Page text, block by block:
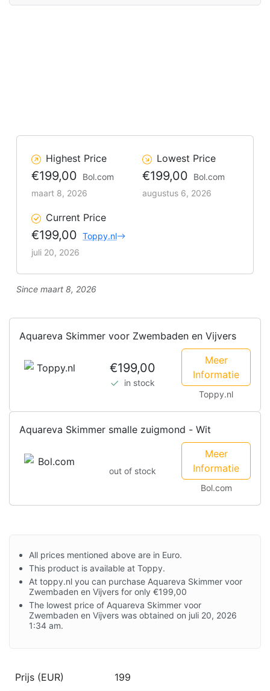
Highest Price
€199,00
Bol.com
maart 8, 2026
Lowest Price
€199,00
Bol.com
augustus 6, 2026
Current Price
€199,00 Toppy.nl
juli 20, 2026
Since maart 8, 2026
Aquareva Skimmer voor Zwembaden en Vijvers
€199,00
in stock
Meer
Informatie
Toppy.nl
Aquareva Skimmer smalle zuigmond - Wit
out of stock
Meer
Informatie
Bol.com
All prices mentioned above are in Euro.
This product is available at Toppy.
At toppy.nl you can purchase Aquareva Skimmer voor
Zwembaden en Vijvers for only €199,00
The lowest price of Aquareva Skimmer voor
Zwembaden en Vijvers was obtained on juli 20, 2026
1:34 am.
Prijs (EUR) 199